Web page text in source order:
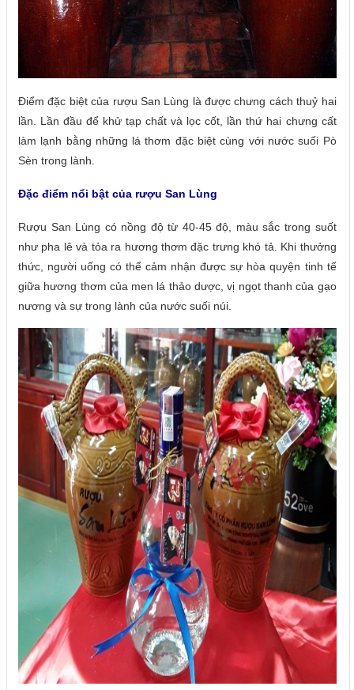
Điểm đặc biệt của rượu San Lùng là được chưng cách thuỷ hai
lần. Lần đầu để khử tạp chất và lọc cốt, lần thứ hai chưng cất
làm lạnh bằng những lá thơm đặc biệt cùng với nước suối Pò
Sèn trong lành.
Đặc điểm nổi bật của rượu San Lùng
Rượu San Lùng có nồng độ từ 40-45 độ, màu sắc trong suốt
như pha lê và tỏa ra hương thơm đặc trưng khó tả. Khi thưởng
thức, người uống có thể cảm nhận được sự hòa quyện tinh tế
giữa hương thơm của men lá thảo dược, vị ngọt thanh của gạo
nương và sự trong lành của nước suối núi.